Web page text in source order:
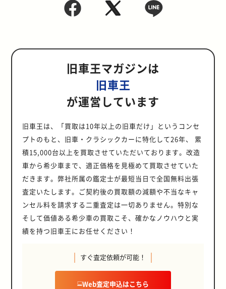
旧車王マガジンは
旧車王
が運営しています
旧車王は、「買取は10年以上の旧車だけ」というコンセ
プトのもと、旧車・クラシックカーに特化して26年、 累
積15,000台以上を買取させていただいております。改造
車から希少車まで、適正価格を見極めて買取させていた
だきます。弊社所属の鑑定士が最短当日で全国無料出張
査定いたします。ご契約後の買取額の減額や不当なキャ
ンセル料を請求する二重査定は一切ありません。特別な
そして価値ある希少車の買取こそ、確かなノウハウと実
績を持つ旧車王にお任せください！
すぐ査定依頼が可能！
Web査定申込はこちら